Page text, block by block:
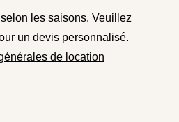
les saisons. Veuillez
un devis personnalisé.
de location